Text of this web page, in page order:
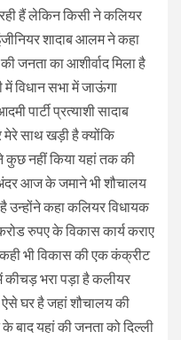
हैं लेकिन किसी ने कलियर
शादाब आलम ने कहा
जनता का आशीर्वाद मिला है
विधान सभा में जाऊंगा
पार्टी प्रत्याशी सादाब
साथ खड़ी है क्योंकि
कुछ नहीं किया यहां तक की
आज के जमाने भी शौचालय
उन्होंने कहा कलियर विधायक
रुपए के विकास कार्य कराए
कही भी विकास की एक कंक्रीट
कीचड़ भरा पड़ा है कलीयर
घर है जहां शौचालय की
बाद यहां की जनता को दिल्ली